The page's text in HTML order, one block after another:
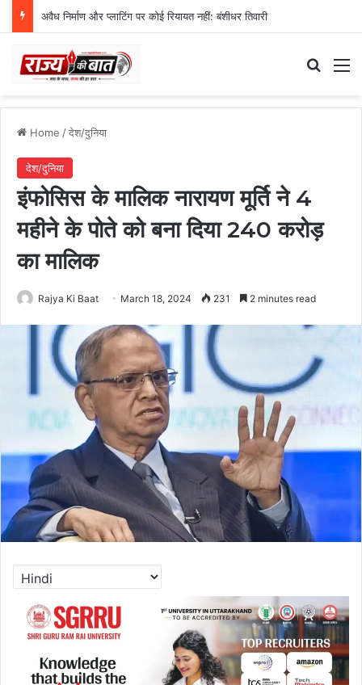
अवैध निर्माण और प्लाटिंग पर कोई रियायत नहीं: बंशीधर तिवारी
Home /देश/दुनिया
देश/दुनिया
इंफोसिस के मालिक नारायण मूर्ति ने 4
महीने के पोते को बना दिया 240 करोड़
का मालिक
Rajya Ki Baat March 18, 2024 231 2 minutes read